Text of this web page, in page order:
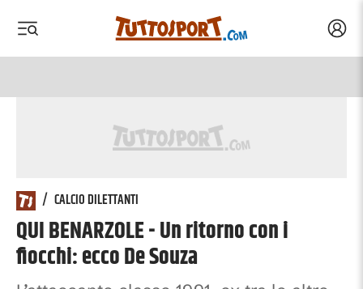
/ CALCIO DILETTANTI
QUI BENARZOLE - Un ritorno con i
fiocchi: ecco De Souza